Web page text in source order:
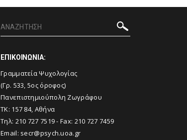
ΕΠΙΚΟΙΝΩΝΙΑ:
Γραμματεία Ψυχολογίας
(Γρ. 533, 5ος όροφος)
Πανεπιστημιούπολη Ζωγράφου
ΤΚ: 157 84, Αθήνα
Τηλ: 210 727 7519- Fax: 210 727 7459
Email: secr@psych.uoa.gr